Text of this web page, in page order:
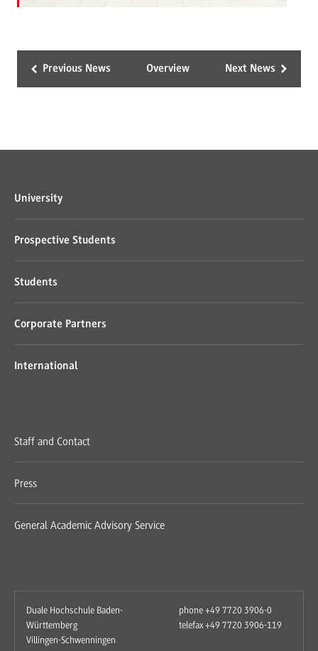
Previous News Overview Next News
University
Prospective Students
Students
Corporate Partners
International
Staff and Contact
Press
General Academic Advisory Service
Duale Hochschule Baden-
Württemberg
Villingen-Schwenningen
phone +49 7720 3906-0
telefax +49 7720 3906-119